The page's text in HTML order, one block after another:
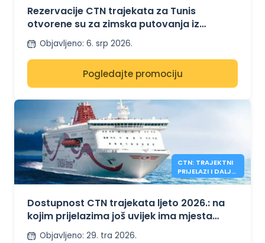
GENOVE
Rezervacije CTN trajekata za Tunis
otvorene su za zimska putovanja iz
Marseillea i Genove.
Objavljeno: 6. srp 2026.
Pogledajte promociju
CTN: TRAJEKTNI
PRIJELAZI I DALJE
DOSTUPNI ZA
Dostupnost CTN trajekata ljeto 2026.: na
kojim prijelazima još uvijek ima mjesta
između Tunisa, Francuske i Italije?
Objavljeno: 29. tra 2026.